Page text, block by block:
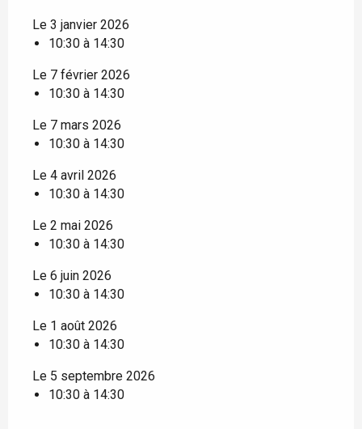
Le 3 janvier 2026
10:30 à 14:30
Le 7 février 2026
10:30 à 14:30
Le 7 mars 2026
10:30 à 14:30
Le 4 avril 2026
10:30 à 14:30
Le 2 mai 2026
10:30 à 14:30
Le 6 juin 2026
10:30 à 14:30
Le 1 août 2026
10:30 à 14:30
Le 5 septembre 2026
10:30 à 14:30